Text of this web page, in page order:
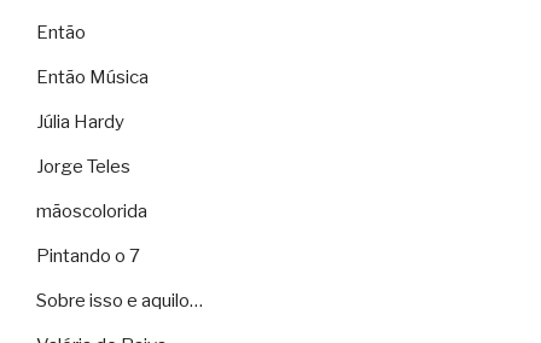
Então
Então Música
Júlia Hardy
Jorge Teles
mãoscolorida
Pintando o 7
Sobre isso e aquilo…